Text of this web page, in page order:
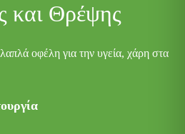
και Θρέψης
οφέλη για την υγεία, χάρη στα